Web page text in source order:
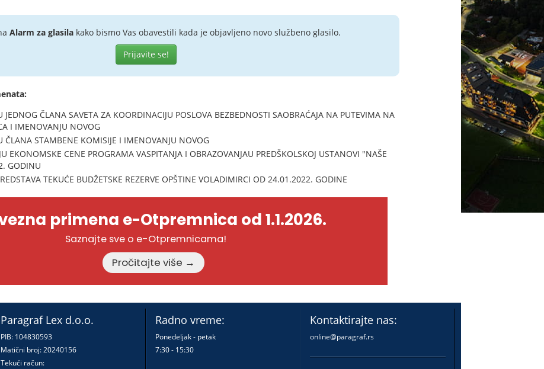
Alarm za glasilakako bismo Vas obavestili kada je objavljeno novo službeno glasilo.
Prijavite se!
JEDNOG ČLANA SAVETA ZA KOORDINACIJU POSLOVA BEZBEDNOSTI SAOBRAĆAJA NA PUTEVIMA NA
I IMENOVANJU NOVOG
ČLANA STAMBENE KOMISIJE I IMENOVANJU NOVOG
EKONOMSKE CENE PROGRAMA VASPITANJA I OBRAZOVANJAU PREDŠKOLSKOJ USTANOVI "NAŠE
GODINU
TEKUĆE BUDŽETSKE REZERVE OPŠTINE VOLADIMIRCI OD 24.01.2022. GODINE
primena e-Otpremnica od 1.1.2026.
Saznajte sve o e-Otpremnicama!
Pročitajte više →
Paragraf Lex d.o.o.
PIB: 104830593
Matični broj: 20240156
Tekući račun:
Radno vreme:
Ponedeljak - petak
7:30 - 15:30
Kontaktirajte nas:
online@paragraf.rs